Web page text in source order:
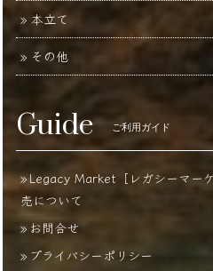
本立て
その他
Guide ご利用ガイド
Legacy Market［レガシーマー
売について
お問合せ
プライバシーポリシー